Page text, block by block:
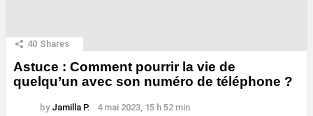
40 Shares
Astuce : Comment pourrir la vie de
quelqu’un avec son numéro de téléphone ?
by Jamilla P. 4 mai 2023, 15 h 52 min